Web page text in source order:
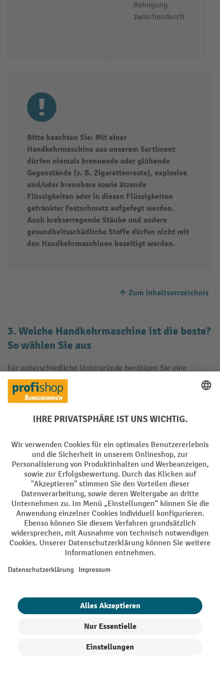
Reinigung
zwischendurch
Bitte beachten Sie: Mit einer
Handkehrmaschine aus unserem Sortiment
dürfen niemals brennende oder glühende
Gegenstände (z. B. Zigarettenreste), explosive
und/oder brennbare sowie ätzende
Flüssigkeiten oder in diesen Flüssigkeiten
getränkter Festschmutz aufgefegt werden.
Auch krebserregende Stäube und andere
gesundheitsschädliche Stoffe dürfen nicht mit
den Handkehrmaschinen beseitigt werden.
Zum Inhaltsverzeichnis
3. Welche Handkehrmaschine ist die beste?
So wählen Sie aus
Für unterschiedliche Untergründe benötigen Sie eine
handgeführte Kehrmaschine mit entsprechender Eignung.
Auch ist nicht jede Handkehrmaschine für die Beseitigung
bestimmter Schmutzarten geeignet. Daher sollten Sie Ihren
Bedarf sowie die externen Bedingungen genau definieren,
Unsere 5-Punkte-Liste hilft Ihnen dabei, ein passendes
Kehrgerät zu finden:
Welche Schmutzmengen und Schmutzarten wollen Sie
entfernen?
Wie groß ist die zu reinigende Fläche?
Wollen Sie Innen- oder Außenbereiche reinigen?
Wie häufig wird die Handkehrmaschine eingesetzt?
Welche Arbeitsbreite wird gebraucht?
Untergründe und Schmutzarten